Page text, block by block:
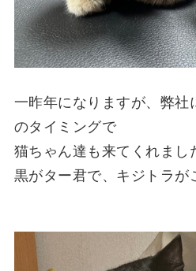
一昨年になりますが、弊社
のタイミングで
猫ちゃん達も来てくれまし
黒がター君で、キジトラが